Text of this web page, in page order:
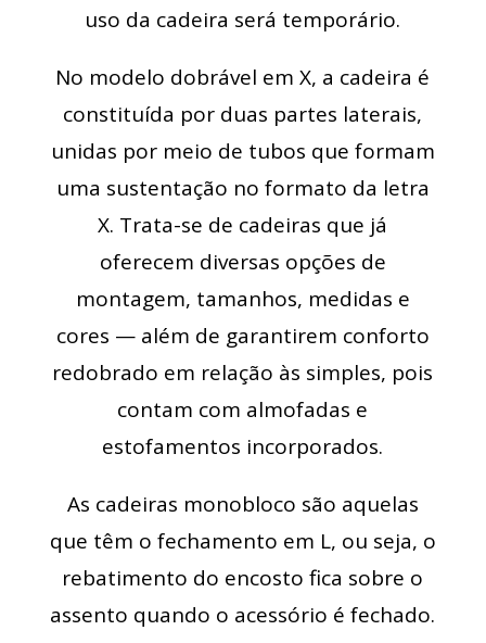
uso da cadeira será temporário.
No modelo dobrável em X, a cadeira é
constituída por duas partes laterais,
unidas por meio de tubos que formam
uma sustentação no formato da letra
X. Trata-se de cadeiras que já
oferecem diversas opções de
montagem, tamanhos, medidas e
cores — além de garantirem conforto
redobrado em relação às simples, pois
contam com almofadas e
estofamentos incorporados.
As cadeiras monobloco são aquelas
que têm o fechamento em L, ou seja, o
rebatimento do encosto fica sobre o
assento quando o acessório é fechado.